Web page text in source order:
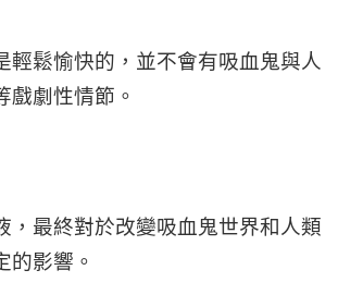
輕鬆愉快的，並不會有吸血鬼與人
戲劇性情節。
，最終對於改變吸血鬼世界和人類
的影響。